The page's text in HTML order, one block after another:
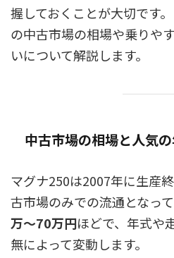
握しておくことが大切です
の中古市場の相場や乗りや
いについて解説します。
中古市場の相場と人気
マグナ250は2007年に生産
古市場のみでの流通となっ
万〜70万円ほどで、年式や
無によって変動します。